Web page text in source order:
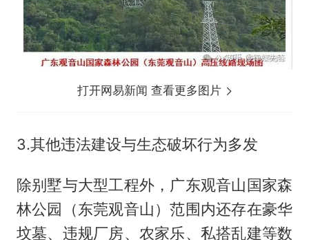
打开网易新闻 查看更多图片
3.其他违法建设与生态破坏行为多发
除别墅与大型工程外，广东观音山国家森
林公园（东莞观音山）范围内还存在豪华
坟墓、违规厂房、农家乐、私搭乱建等数